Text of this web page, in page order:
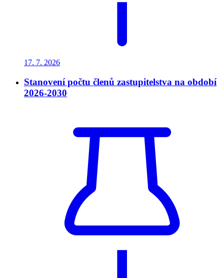
17. 7. 2026
Stanovení počtu členů zastupitelstva na období
2026-2030